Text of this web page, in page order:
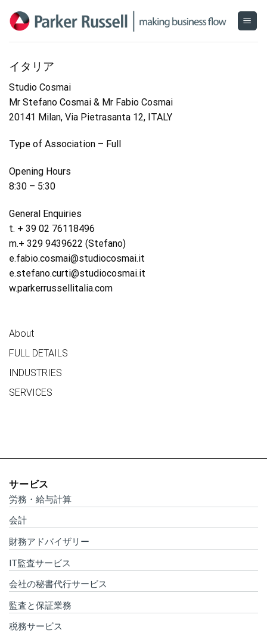
イタリア
Studio Cosmai
Mr Stefano Cosmai & Mr Fabio Cosmai
20141 Milan, Via Pietrasanta 12, ITALY
Type of Association – Full
Opening Hours
8:30 – 5:30
General Enquiries
t. + 39 02 76118496
m.+ 329 9439622 (Stefano)
e.fabio.cosmai@studiocosmai.it
e.stefano.curti@studiocosmai.it
w.parkerrussellitalia.com
About
FULL DETAILS
INDUSTRIES
SERVICES
サービス
労務・給与計算
会計
財務アドバイザリー
IT監査サービス
会社の秘書代行サービス
監査と保証業務
税務サービス